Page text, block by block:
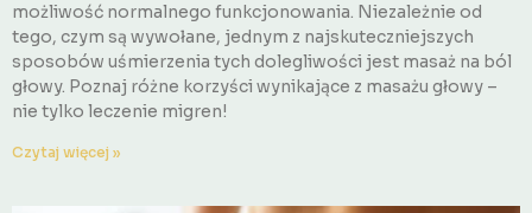
możliwość normalnego funkcjonowania. Niezależnie od
tego, czym są wywołane, jednym z najskuteczniejszych
sposobów uśmierzenia tych dolegliwości jest masaż na ból
głowy. Poznaj różne korzyści wynikające z masażu głowy –
nie tylko leczenie migren!
Czytaj więcej »